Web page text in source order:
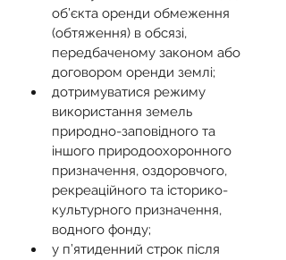
об’єкта оренди обмеження
(обтяження) в обсязі,
передбаченому законом або
договором оренди землі;
дотримуватися режиму
використання земель
природно-заповідного та
іншого природоохоронного
призначення, оздоровчого,
рекреаційного та історико-
культурного призначення,
водного фонду;
у п’ятиденний строк після